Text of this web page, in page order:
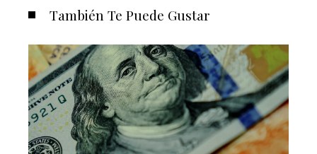
También Te Puede Gustar